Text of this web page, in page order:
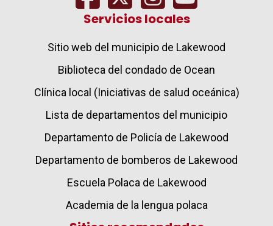
Servicios locales
Sitio web del municipio de Lakewood
Biblioteca del condado de Ocean
Clínica local (Iniciativas de salud oceánica)
Lista de departamentos del municipio
Departamento de Policía de Lakewood
Departamento de bomberos de Lakewood
Escuela Polaca de Lakewood
Academia de la lengua polaca